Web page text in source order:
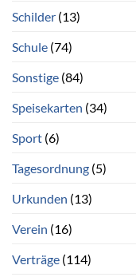
Schilder (13)
Schule (74)
Sonstige (84)
Speisekarten (34)
Sport (6)
Tagesordnung (5)
Urkunden (13)
Verein (16)
Verträge (114)